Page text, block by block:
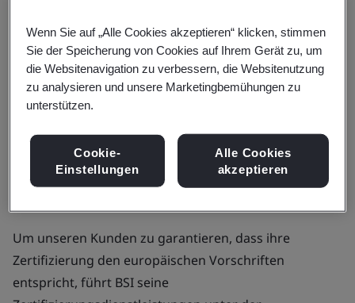
Akkreditierungen der BSI Group
Wir gehören zu den angesehensten und
renommiertesten Managementsystem-
lokalen und internationalen Stellen akkreditiert,
darunter:
Um unseren Kunden zu garantieren, dass ihre
Zertifizierung den europäischen Vorschriften
entspricht, führt BSI seine
Wenn Sie auf „Alle Cookies akzeptieren“ klicken, stimmen
Sie der Speicherung von Cookies auf Ihrem Gerät zu, um
die Websitenavigation zu verbessern, die Websitenutzung
zu analysieren und unsere Marketingbemühungen zu
unterstützen.
Cookie-
Einstellungen
Alle Cookies
akzeptieren